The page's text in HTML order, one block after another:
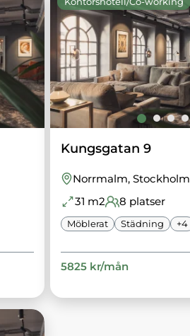
Kungsgatan 9
Norrmalm, Stockholm
31 m2 8 platser
Möblerat Städning +4
5825kr/mån